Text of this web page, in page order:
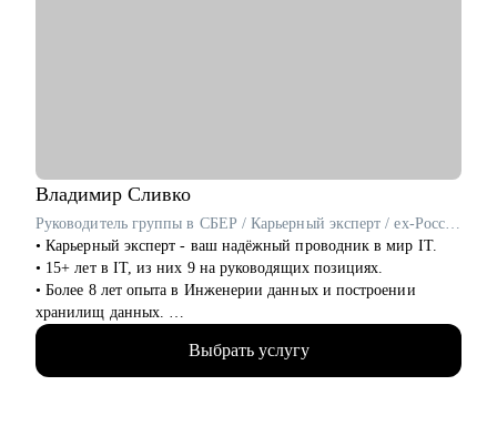
Владимир Сливко
Руководитель группы в СБЕР / Карьерный эксперт / ex-Россельхозбанк
• Карьерный эксперт - ваш надёжный проводник в мир IT.
• 15+ лет в IT, из них 9 на руководящих позициях.
• Более 8 лет опыта в Инженерии данных и построении
хранилищ данных.
• Специализируюсь на разработке архитектуры, ETL-
процессах, оптимизации производительности и управлении
качеством данных.
Выбрать услугу